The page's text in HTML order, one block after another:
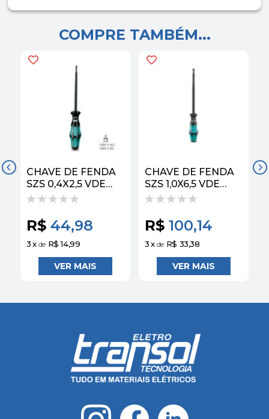
COMPRE TAMBÉM...
CHAVE DE FENDA
SZS 0,4X2,5 VDE
1205037 | PHOENIX
R$ 44,98
3x de R$ 14,99
CHAVE DE FENDA
SZS 1,0X6,5 VDE
1205079 | PHOENIX
R$ 100,14
3x de R$ 33,38